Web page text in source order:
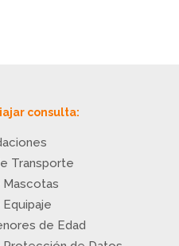
consulta:
Transporte
de Edad